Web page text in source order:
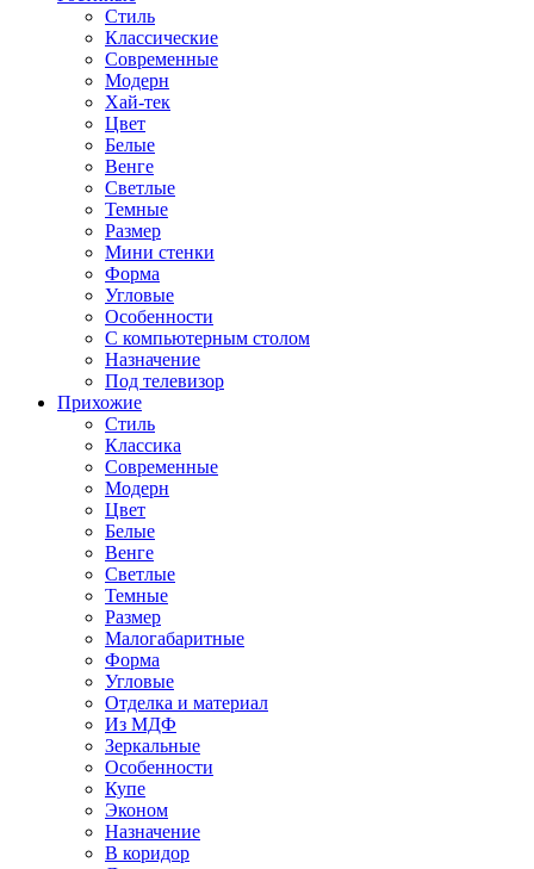
Стиль
Классические
Современные
Модерн
Хай-тек
Цвет
Белые
Венге
Светлые
Темные
Размер
Мини стенки
Форма
Угловые
Особенности
С компьютерным столом
Назначение
Под телевизор
Прихожие
Стиль
Классика
Современные
Модерн
Цвет
Белые
Венге
Светлые
Темные
Размер
Малогабаритные
Форма
Угловые
Отделка и материал
Из МДФ
Зеркальные
Особенности
Купе
Эконом
Назначение
В коридор